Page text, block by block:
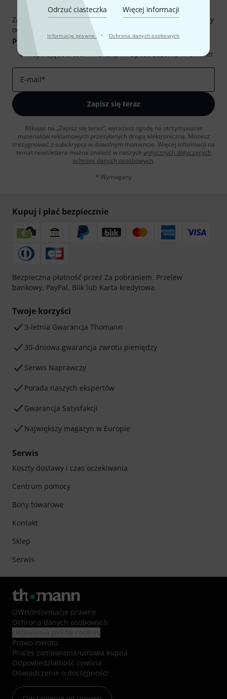
Odrzuć ciasteczka Więcej informacji
Informacje prawne · Ochrona danych osobowych
Thomann Newsletter
Zapisz się do Thomann Newsletter w języku polskim, a przy
odrobinie szczęścia możesz wygrać jeden z
podarunkowychwarty50 €
Inspirujące treści
Oferty Spostrzeżenia Thomann
E-mail*
Zapisz się teraz
Klikając na „Zapisz się teraz”, wyrażasz zgodę na otrzymywanie
materialów reklamowych przesyłanych drogą elektroniczną. Możesz
zrezygnować z subskrypcji w dowolnym momencie. Więcej informacji na
temat newslettera można znaleźć w naszych wytycznych dotyczących
ochrony danych ososbowych.
* Wymagany
Kupuj i płać bezpiecznie
Bezpieczna płatność przez Za pobraniem, Przelew
bankowy, PayPal, Blik lub Karta kredytowa.
Twoje korzyści
3-letnia Gwarancja Thomann
30-dniowa gwarancja zwrotu pieniędzy
Serwis Naprawczy
Porada naszych ekspertów
Gwarancja Satysfakcji
Największy magazyn w Europie
Serwis
Koszty dostawy i czas oczekiwania
Centrum pomocy
Bony towarowe
Kontakt
Sklep
Serwis
OWH/Informacje prawne
Ochrona danych osobowych
Prawo zwrotu
Proces zamawiania/umowa kupna
Odpowiedzialność cywilna
Oświadczenie o dostępności